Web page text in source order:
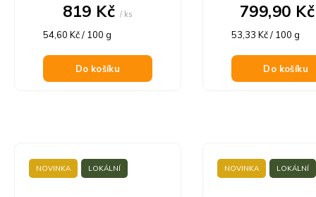
819 Kč / ks
Měrná
54,60 Kč / 100 g
Do košíku
799,90 Kč
Měrná
53,33 Kč / 100 g
Do košíku
NOVINKA LOKÁLNÍ NOVINKA LOKÁLNÍ